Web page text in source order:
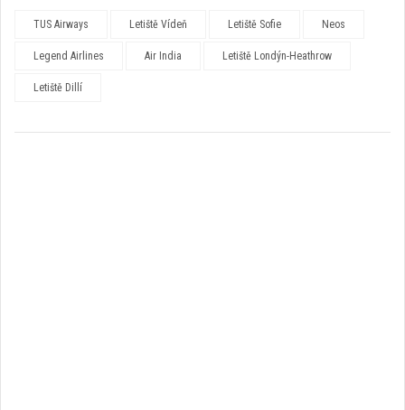
TUS Airways Letiště Vídeň Letiště Sofie Neos
Legend Airlines Air India Letiště Londýn-Heathrow
Letiště Dillí